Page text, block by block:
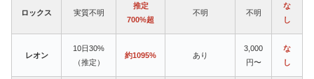
ロックス 実質不明
推定
700%超
不明 不明
な
し
レオン
10日30%
（推定）
約1095% あり
3,000
円〜
な
し